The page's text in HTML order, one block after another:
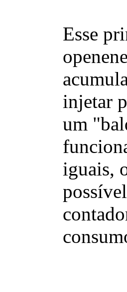
Esse
injetar
um
iguais,